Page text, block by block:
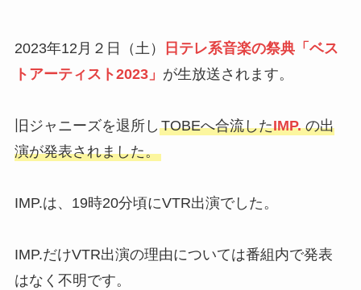
2023年12月２日（土）
日テレ系音楽の祭典「ベス
トアーティスト2023」 が生放送されます。
旧ジャニーズを退所し TOBEへ合流したIMP.の出
演が発表されました。
IMP.は、19時20分頃にVTR出演でした。
IMP.だけVTR出演の理由については番組内で発表
はなく不明です。